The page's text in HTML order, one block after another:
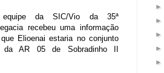
da SIC/Vio da 35ª
recebeu uma informação
Elioenai estaria no conjunto
da AR 05 de Sobradinho II
►
►
►
►
►